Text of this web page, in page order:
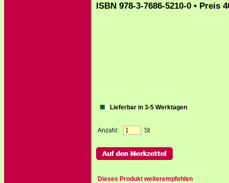
ISBN 978-3-7686-5210-0 • Preis
Lieferbar in 3-5 Werktagen
Anzahl: St
Dieses Produkt weiterempfehlen